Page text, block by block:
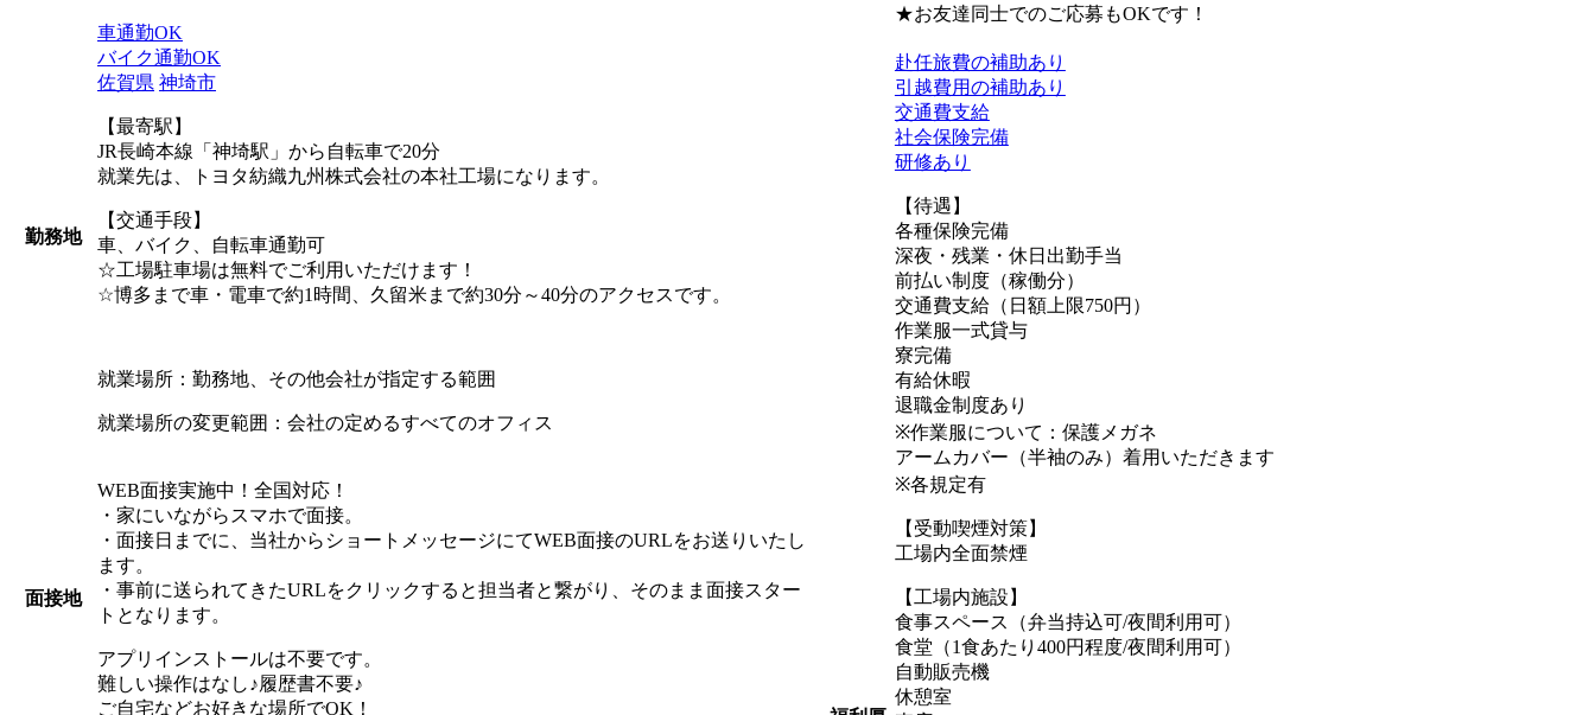
勤務地
車通勤OK
バイク通勤OK
佐賀県 神埼市
【最寄駅】
JR長崎本線「神埼駅」から自転車で20分
就業先は、トヨタ紡織九州株式会社の本社工場になります。
【交通手段】
車、バイク、自転車通勤可
☆工場駐車場は無料でご利用いただけます！
☆博多まで車・電車で約1時間、久留米まで約30分～40分のアクセスです。
就業場所：勤務地、その他会社が指定する範囲
就業場所の変更範囲：会社の定めるすべてのオフィス
面接地
WEB面接実施中！全国対応！
・家にいながらスマホで面接。
・面接日までに、当社からショートメッセージにてWEB面接のURLをお送りいたし
ます。
・事前に送られてきたURLをクリックすると担当者と繋がり、そのまま面接スター
トとなります。
アプリインストールは不要です。
難しい操作はなし♪履歴書不要♪
ご自宅などお好きな場所でOK！
★お友達同士でのご応募もOKです！
赴任旅費の補助あり
引越費用の補助あり
交通費支給
社会保険完備
研修あり
【待遇】
各種保険完備
深夜・残業・休日出勤手当
前払い制度（稼働分）
交通費支給（日額上限750円）
作業服一式貸与
寮完備
有給休暇
退職金制度あり
※作業服について：保護メガネ
アームカバー（半袖のみ）着用いただきます
※各規定有
【受動喫煙対策】
工場内全面禁煙
【工場内施設】
食事スペース（弁当持込可/夜間利用可）
食堂（1食あたり400円程度/夜間利用可）
自動販売機
休憩室